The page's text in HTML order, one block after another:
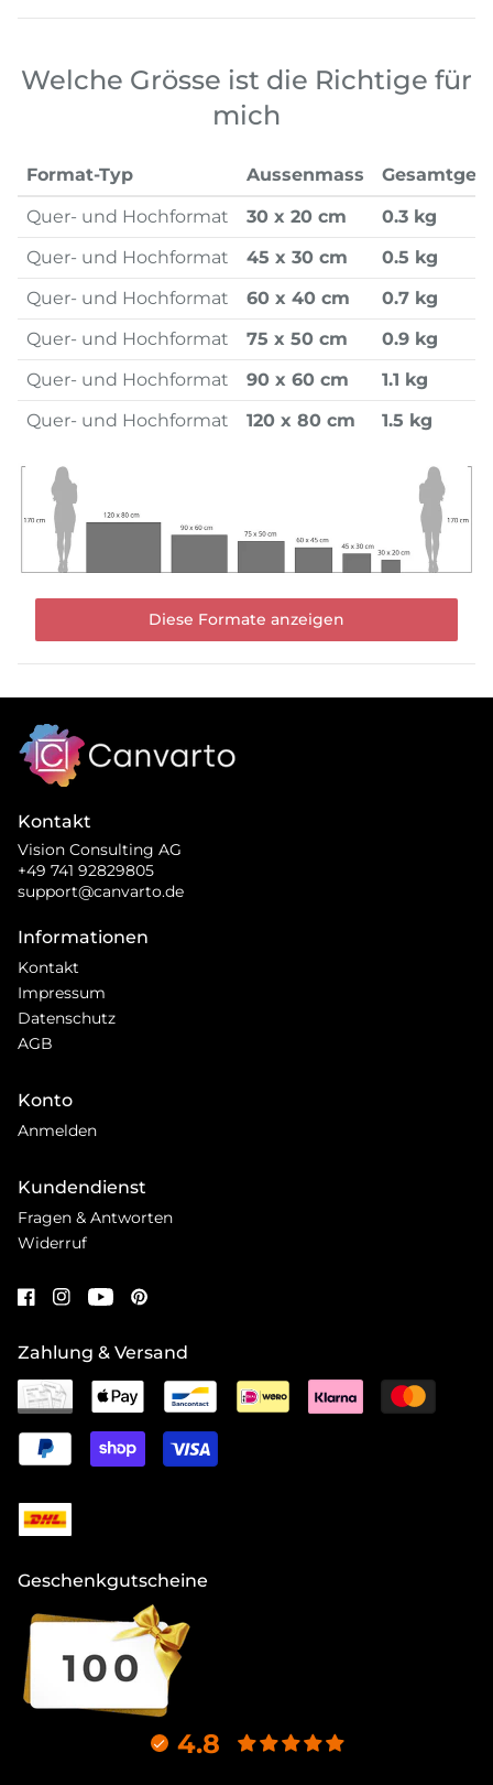
Welche Grösse ist die Richtige für
mich
Format-Typ Aussenmass
Quer- und Hochformat
30 x 20 cm
0.3 kg
Quer- und Hochformat
45 x 30 cm
0.5 kg
Quer- und Hochformat
60 x 40 cm
0.7 kg
Quer- und Hochformat
75 x 50 cm
0.9 kg
Quer- und Hochformat
90 x 60 cm
1.1 kg
Quer- und Hochformat
120 x 80 cm 1.5 kg
Diese Formate anzeigen
Kontakt
Vision Consulting AG
+49 741 92829805
support@canvarto.de
Informationen
Kontakt
Impressum
Datenschutz
AGB
Konto
Anmelden
Kundendienst
Fragen & Antworten
Widerruf
Zahlung & Versand
Geschenkgutscheine
4.8